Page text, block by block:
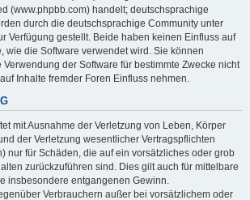
(www.phpbb.com) handelt; deutschsprachige
durch die deutschsprachige Community unter
Verfügung gestellt. Beide haben keinen Einfluss auf
wie die Software verwendet wird. Sie können
der Software für bestimmte Zwecke nicht
Inhalte fremder Foren Einfluss nehmen.
mit Ausnahme der Verletzung von Leben, Körper
der Verletzung wesentlicher Vertragspflichten
nur für Schäden, die auf ein vorsätzliches oder grob
zurückzuführen sind. Dies gilt auch für mittelbare
insbesondere entgangenen Gewinn.
Verbrauchern außer bei vorsätzlichem oder